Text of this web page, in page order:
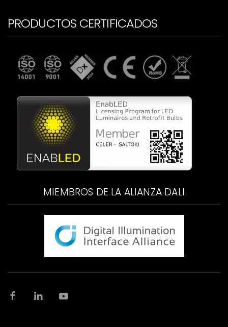
PRODUCTOS CERTIFICADOS
MIEMBROS DE LA ALIANZA DALI